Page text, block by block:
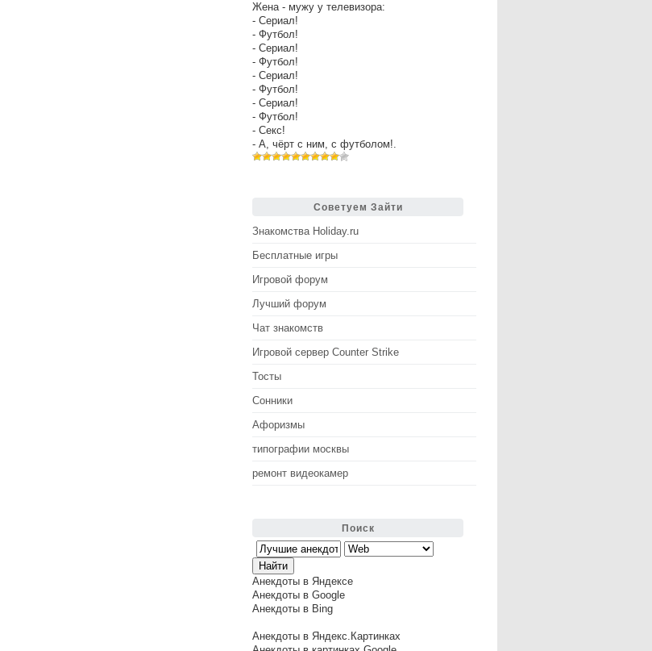
Жена - мужу у телевизора:
- Сериал!
- Футбол!
- Сериал!
- Футбол!
- Сериал!
- Футбол!
- Сериал!
- Футбол!
- Секс!
- А, чёрт с ним, с футболом!.
Советуем Зайти
Знакомства Holiday.ru
Бесплатные игры
Игровой форум
Лучший форум
Чат знакомств
Игровой сервер Counter Strike
Тосты
Сонники
Афоризмы
типографии москвы
ремонт видеокамер
Поиск
Анекдоты в Яндексе
Анекдоты в Google
Анекдоты в Bing
Анекдоты в Яндекс.Картинках